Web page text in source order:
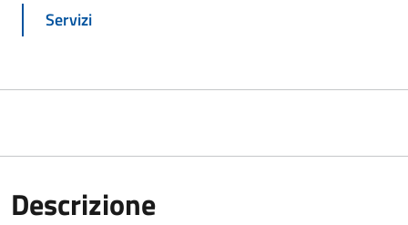
Servizi
Descrizione